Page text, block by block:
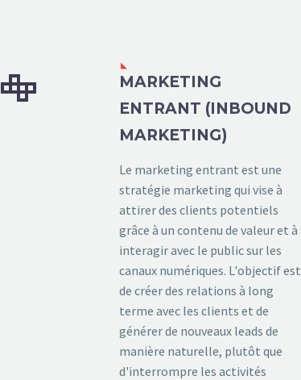


MARKETING
ENTRANT (INBOUND
MARKETING)
Le marketing entrant est une
stratégie marketing qui vise à
attirer des clients potentiels
grâce à un contenu de valeur et à
interagir avec le public sur les
canaux numériques. L'objectif est
de créer des relations à long
terme avec les clients et de
générer de nouveaux leads de
manière naturelle, plutôt que
d'interrompre les activités